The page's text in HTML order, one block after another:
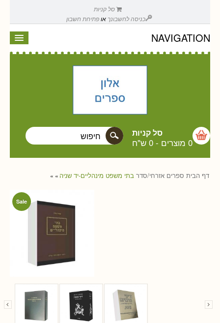
סל קניות
כניסה לחשבונך אופתיחת חשבון
NAVIGATION
סל קניות
0 מוצרים - 0 ש"ח
דף הבית » ספרים אזרחי/סדר » בתי משפט מינהליים-יד שניה
Sale